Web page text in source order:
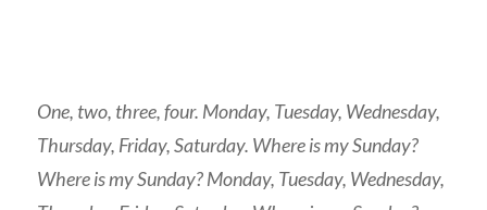
One, two, three, four. Monday, Tuesday, Wednesday,
Thursday, Friday, Saturday. Where is my Sunday?
Where is my Sunday? Monday, Tuesday, Wednesday,